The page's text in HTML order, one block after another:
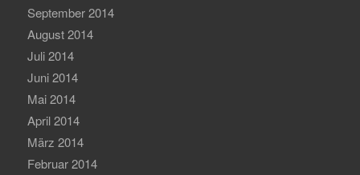
September 2014
August 2014
Juli 2014
Juni 2014
Mai 2014
April 2014
März 2014
Februar 2014